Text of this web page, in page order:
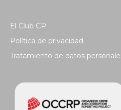
El Club CP
Política de privacidad
Tratamiento de datos